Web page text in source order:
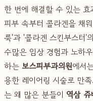
한 번에 해결할 수 있는 효
피부 속부터 콜라겐을 채
룩'과 '콜라겐 스킨부스터'
수많은 임상 경험과 노하
하는 보스피부과의원에서
용한 레이어링 시술로 만
는 왜 많은 분들이 역삼